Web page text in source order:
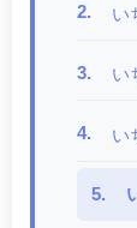
2. い
3. い
4. い
5.